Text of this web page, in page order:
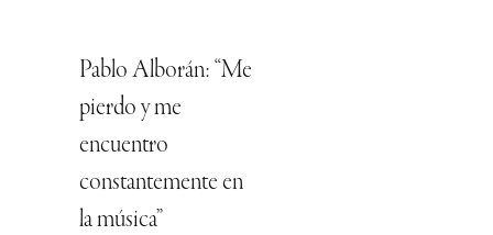
Pablo Alborán: “Me
pierdo y me
encuentro
constantemente en
la música”